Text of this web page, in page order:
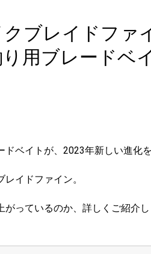
ブレイドファ
用ブレードベ
ベイトが、2023年新しい進化を
イドファイン。
っているのか、詳しくご紹介し